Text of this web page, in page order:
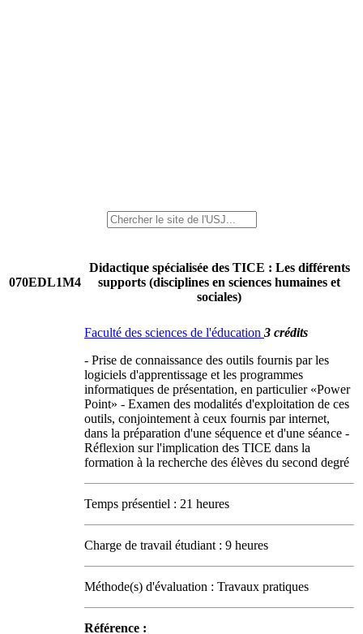
070EDL1M4
Didactique spécialisée des TICE : Les différents
supports (disciplines en sciences humaines et
sociales)
Faculté des sciences de l'éducation 3 crédits
- Prise de connaissance des outils fournis par les
logiciels d'apprentissage et les programmes
informatiques de présentation, en particulier «Power
Point» - Examen des modalités d'exploitation de ces
outils, conjointement à ceux fournis par internet,
dans la préparation d'une séquence et d'une séance -
Réflexion sur l'implication des TICE dans la
formation à la recherche des élèves du second degré
Temps présentiel : 21 heures
Charge de travail étudiant : 9 heures
Méthode(s) d'évaluation : Travaux pratiques
Référence :